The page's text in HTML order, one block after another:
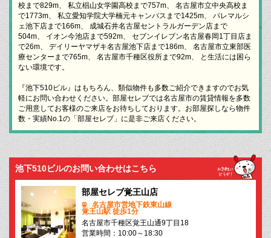
校まで829m、 私立椙山女学園高校まで757m、 名古屋市立中央高校ま
で1773m、 私立愛知学院大学楠元キャンパスまで1425m、 パレマルシ
ェ池下店まで166m、 成城石井名古屋セントラルガーデン店まで
504m、 イオン今池店まで592m、 セブンイレブン名古屋春岡1丁目店ま
で26m、 デイリーヤマザキ名古屋池下店まで186m、 名古屋市立東部医
療センターまで765m、 名古屋市千種区役所まで92m、 と生活には困ら
ない環境です。
『池下510ビル』はもちろん、類似物件も多数ご紹介できますのでお気
軽にお問い合わせください。部屋セレブでは名古屋市の賃貸情報を多数
ご用意してお客様のご来店をお待ちしております。お部屋探しなら物件
数・実績No.1の「部屋セレブ」に是非ご来店ください。
池下510ビルのお問い合わせはこちら
部屋セレブ覚王山店
名古屋市営地下鉄東山線
覚王山駅 徒歩1分
名古屋市千種区覚王山通9丁目18
営業時間：10:00～18:30